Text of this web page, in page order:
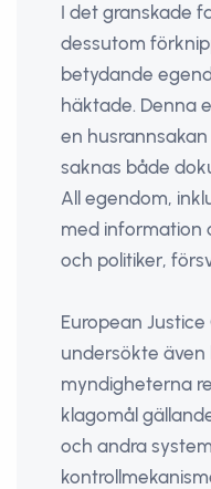
I det granskade
dessutom
betydande
häktade. Denna
en
saknas både
All egendom,
med information
och politiker,
European
undersökte även
myndigheterna
klagomål
och andra